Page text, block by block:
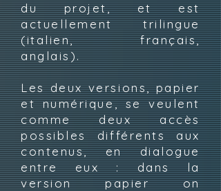
du projet, et est
actuellement trilingue
(italien, français,
anglais).
Les deux versions, papier
et numérique, se veulent
comme deux accès
possibles différents aux
contenus, en dialogue
entre eux : dans la
version papier on